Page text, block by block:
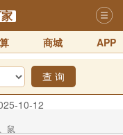
商城 APP
查 询
10-12
2021-9-2
鼠